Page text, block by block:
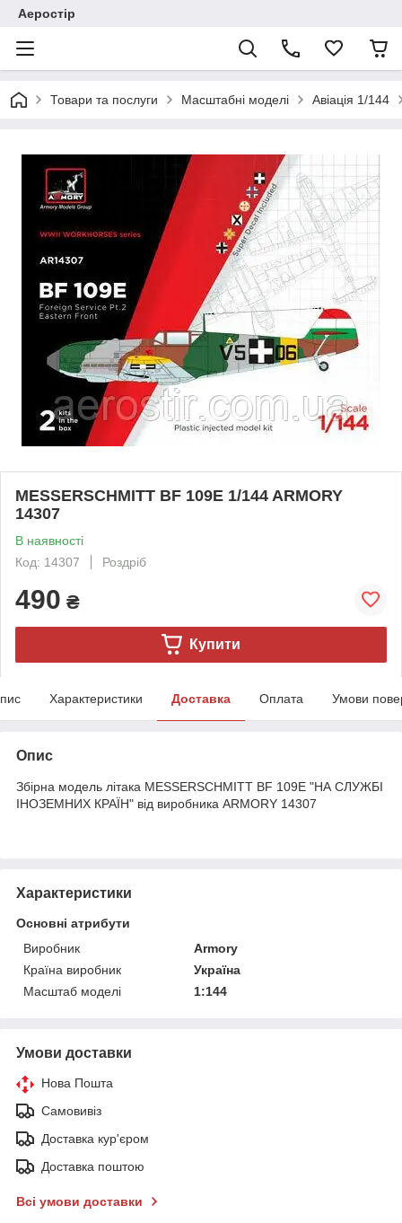
Аеростір
Товари та послуги Масштабні моделі Авіація 1/144
MESSERSCHMITT BF 109E 1/144 ARMORY
14307
В наявності
Код: 14307
Роздріб
490 ₴
Купити
Характеристики Доставка Оплата Умови
Опис
Збірна модель літака MESSERSCHMITT BF 109E "НА СЛУЖБІ
ІНОЗЕМНИХ КРАЇН" від виробника ARMORY 14307
Характеристики
Основні атрибути
Виробник
Armory
Країна виробник
Україна
Масштаб моделі
1:144
Умови доставки
Нова Пошта
Самовивіз
Доставка кур'єром
Доставка поштою
Всі умови доставки